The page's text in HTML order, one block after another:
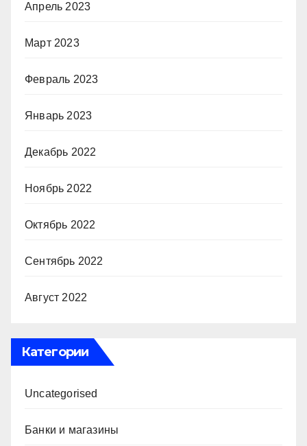
Апрель 2023
Март 2023
Февраль 2023
Январь 2023
Декабрь 2022
Ноябрь 2022
Октябрь 2022
Сентябрь 2022
Август 2022
Категории
Uncategorised
Банки и магазины